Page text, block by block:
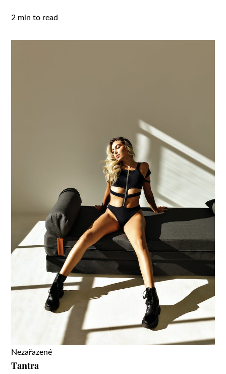
2 min to read
Nezařazené
Tantra